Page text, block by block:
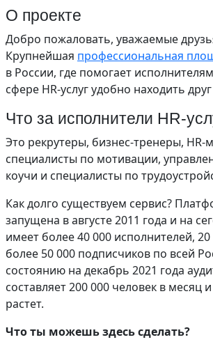
О проекте
Добро пожаловать, уважаемые
Крупнейшая профессиональная
в России, где помогает
сфере HR-услуг удобно находить друг
Что за исполнители HR-
Это рекрутеры, бизнес-тренеры,
специалисты по мотивации,
коучи и специалисты по
Как долго существуем сервис?
запущена в августе 2011 года и на
имеет более 40 000 исполнителей, 20
более 50 000 подписчиков по всей
состоянию на декабрь 2021 года
составляет 200 000 человек в месяц
растет.
Что ты можешь здесь сделать?